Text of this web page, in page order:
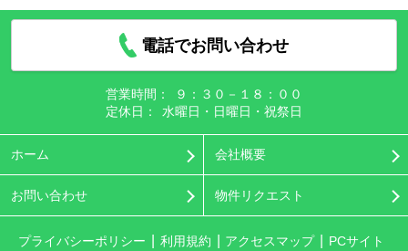
電話でお問い合わせ
営業時間：
９：３０－１８：００
定休日：
水曜日・日曜日・祝祭日
ホーム 会社概要
お問い合わせ 物件リクエスト
プライバシーポリシー 利用規約 アクセスマップ PCサイト